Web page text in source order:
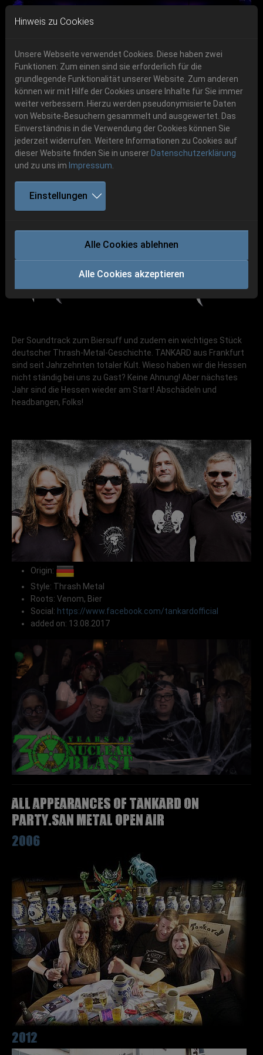
Skip to main navigation
Skip to main content
Skip to page footer
06.-08. August 2026
Schlotheim, Flugplatz Obermehler
Get your tickets!
Ticketshop www.cudgel.de
Previous Next
TANKARD
Der Soundtrack zum Biersuff und zudem ein wichtiges Stück
deutscher Thrash-Metal-Geschichte. TANKARD aus Frankfurt
sind seit Jahrzehnten totaler Kult. Wieso haben wir die Hessen
nicht ständig bei uns zu Gast? Keine Ahnung! Aber nächstes
Jahr sind die Hessen wieder am Start! Abschädeln und
headbangen, Folks!
Origin:
Style: Thrash Metal
Roots: Venom, Bier
Social: https://www.facebook.com/tankardofficial
added on: 13.08.2017
All appearances of TANKARD on
Party.San Metal Open Air
2006
2012
Hinweis zu Cookies
Unsere Webseite verwendet Cookies. Diese haben zwei
Funktionen: Zum einen sind sie erforderlich für die
grundlegende Funktionalität unserer Website. Zum anderen
können wir mit Hilfe der Cookies unsere Inhalte für Sie immer
weiter verbessern. Hierzu werden pseudonymisierte Daten
von Website-Besuchern gesammelt und ausgewertet. Das
Einverständnis in die Verwendung der Cookies können Sie
jederzeit widerrufen. Weitere Informationen zu Cookies auf
dieser Website finden Sie in unserer Datenschutzerklärung
und zu uns im Impressum
Einstellungen
Alle Cookies ablehnen
Alle Cookies akzeptieren